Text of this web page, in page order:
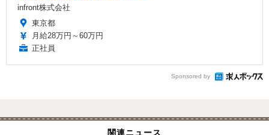
infront株式会社
東京都
月給28万円～60万円
正社員
Sponsored by
関連ニュース